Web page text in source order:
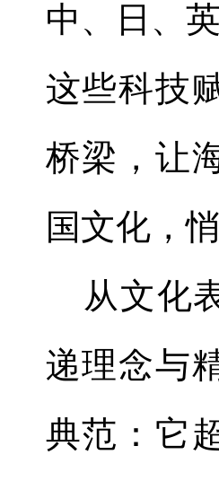
中、日、
这些科技
桥梁，让
国文化，
从文化
递理念与
典范：它